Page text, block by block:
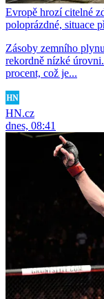
Evropě hrozí citelné
poloprázdné, situace
Zásoby zemního
rekordně nízké
procent, což je...
HN.cz
dnes, 08:41